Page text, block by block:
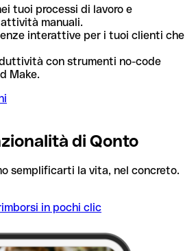
tuoi processi di lavoro e
manuali.
interattive per i tuoi clienti che
con strumenti no-code
Make.
di Qonto
semplificarti la vita, nel concreto.
in pochi clic